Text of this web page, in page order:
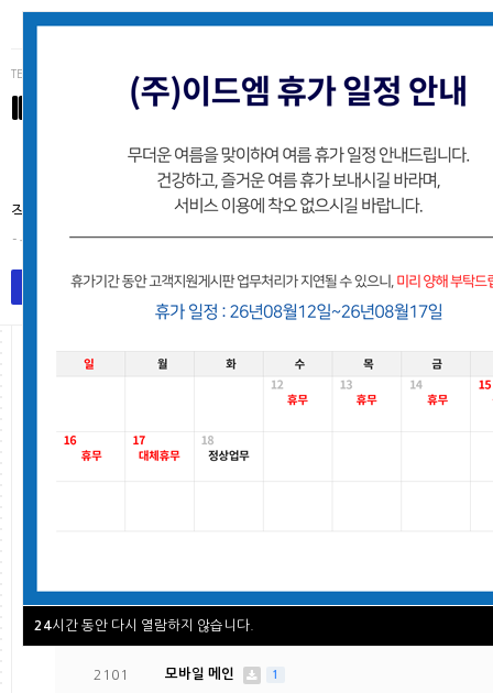
24시간 동안 다시 열람하지 않습니다.
TEL (062)223-3234
IDM (주)이드엠 고객사 유지보수지원 게시판
작업처리는 접수된 순서로 처리해 드리며, 별도의 안내없이 처리
- 유지보수팀
작업요청등록
고객지원게시판
2102 수정사항 2
2101 모바일 메인 1